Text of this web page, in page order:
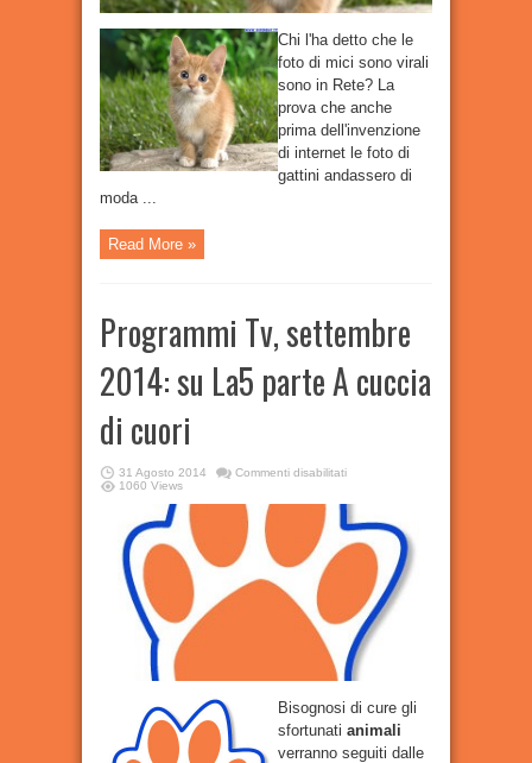
Chi l'ha detto che le
foto di mici sono virali
sono in Rete? La
prova che anche
prima dell'invenzione
di internet le foto di
gattini andassero di
moda ...
Read More »
Programmi Tv, settembre
2014: su La5 parte A cuccia
di cuori
31 Agosto 2014 Commenti disabilitatisu
settembre
2014:
su
La5
cuccia
cuori
1060 Views
Bisognosi di cure gli
sfortunati animali
verranno seguiti dalle